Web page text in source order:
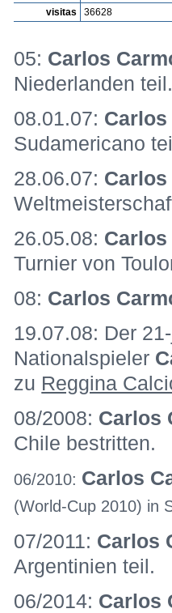
visitas
36628
05: Carlos
Niederlanden teil.
08.01.07:
Sudamericano
28.06.07: Carlos
26.05.08: Carlos
Turnier von
08: Carlos
19.07.08: Der
Nationalspieler
zu Reggina
08/2008: Carlos
Chile bestritten.
06/2010: Carlos
(World-Cup 2010) in
07/2011: Carlos
Argentinien teil.
06/2014: Carlos